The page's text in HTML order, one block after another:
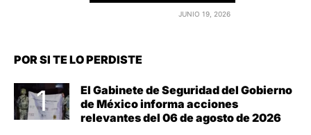
JUNIO 19, 2026
POR SI TE LO PERDISTE
El Gabinete de Seguridad del Gobierno
de México informa acciones
relevantes del 06 de agosto de 2026